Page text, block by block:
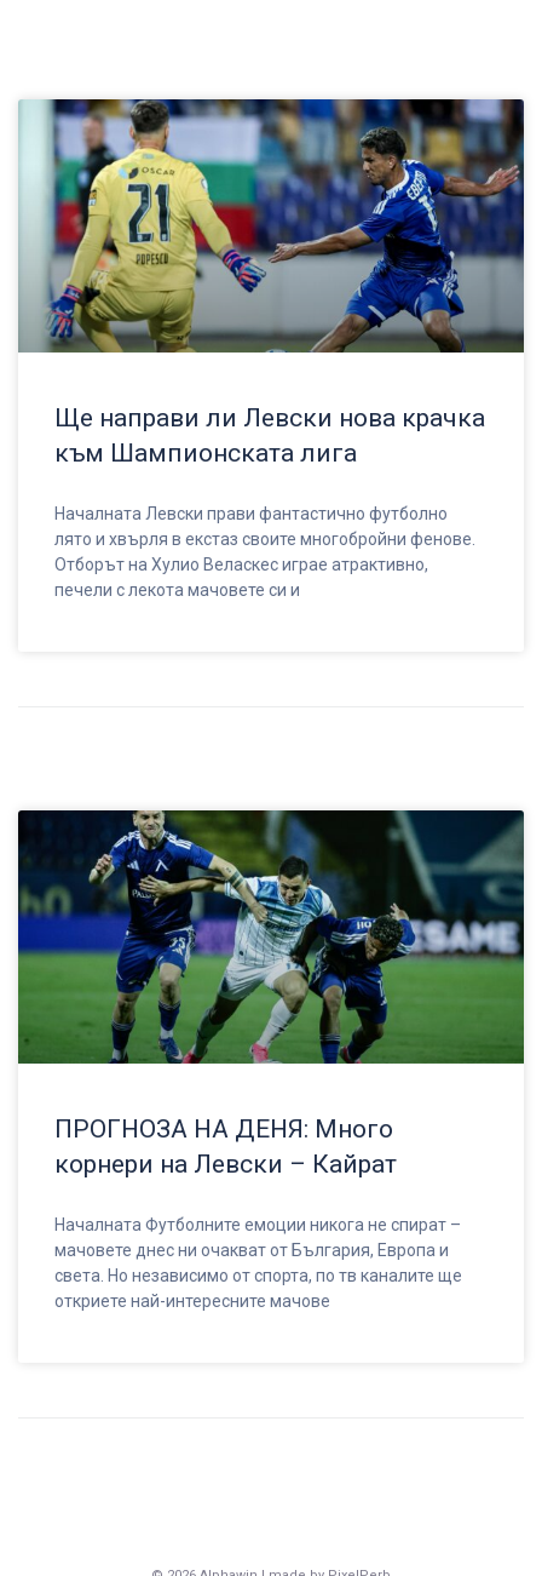
Ще направи ли Левски нова крачка
към Шампионската лига
Началната Левски прави фантастично футболно
лято и хвърля в екстаз своите многобройни фенове.
Отборът на Хулио Веласкес играе атрактивно,
печели с лекота мачовете си и
ПРОГНОЗА НА ДЕНЯ: Много
корнери на Левски – Кайрат
Началната Футболните емоции никога не спират –
мачовете днес ни очакват от България, Европа и
света. Но независимо от спорта, по тв каналите ще
откриете най-интересните мачове